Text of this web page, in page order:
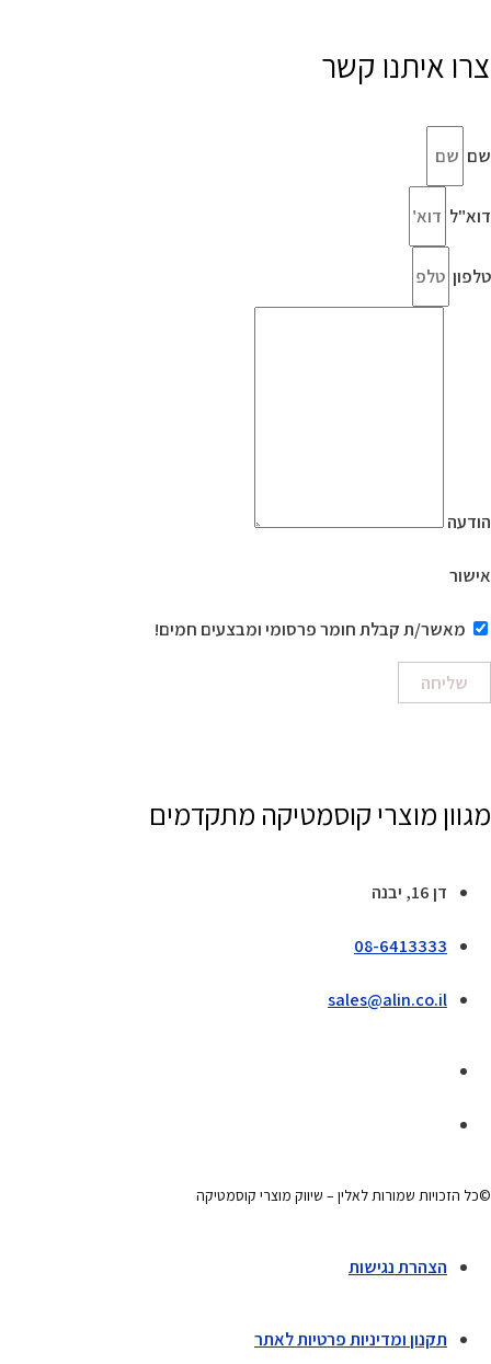
צרו איתנו קשר
שם
דוא"ל
טלפון
הודעה
אישור
מאשר/ת קבלת חומר פרסומי ומבצעים חמים!
שליחה
מגוון מוצרי קוסמטיקה מתקדמים
דן 16, יבנה
08-6413333
sales@alin.co.il
©כל הזכויות שמורות לאלין – שיווק מוצרי קוסמטיקה
הצהרת נגישות
תקנון ומדיניות פרטיות לאתר